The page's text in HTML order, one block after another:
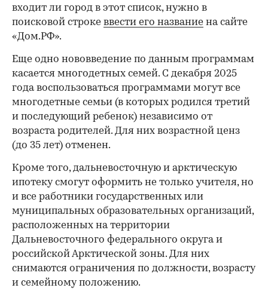
входит ли город в этот список, нужно в
поисковой строке ввести его название на сайте
«Дом.РФ».
Еще одно нововведение по данным программам
касается многодетных семей. С декабря 2025
года воспользоваться программами могут все
многодетные семьи (в которых родился третий
и последующий ребенок) независимо от
возраста родителей. Для них возрастной ценз
(до 35 лет) отменен.
Кроме того, дальневосточную и арктическую
ипотеку смогут оформить не только учителя, но
и все работники государственных или
муниципальных образовательных организаций,
расположенных на территории
Дальневосточного федерального округа и
российской Арктической зоны. Для них
снимаются ограничения по должности, возрасту
и семейному положению.